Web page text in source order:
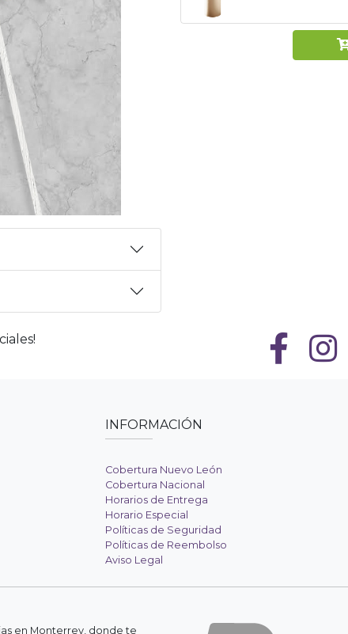
INFORMACIÓN
Cobertura Nuevo León
Cobertura Nacional
Horarios de Entrega
Horario Especial
Políticas de Seguridad
Políticas de Reembolso
Aviso Legal
en Monterrey, donde te